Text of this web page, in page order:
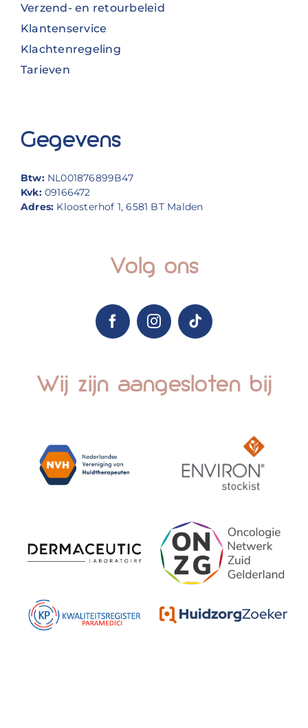
Verzend- en retourbeleid
Klantenservice
Klachtenregeling
Tarieven
Gegevens
Btw: NL001876899B47
Kvk:09166472
Adres: Kloosterhof 1, 6581 BT Malden
Volg ons
Wij zijn aangesloten bij